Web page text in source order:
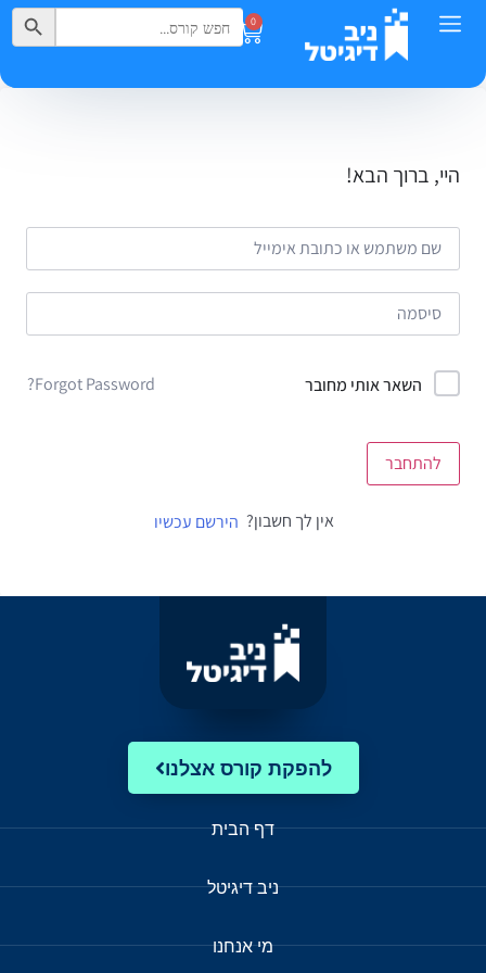
0
Search
for:
Search Button
היי, ברוך הבא!
השאר אותי מחובר Forgot Password?
להתחבר
אין לך חשבון? הירשם עכשיו
להפקת קורס אצלנו
דף הבית
ניב דיגיטל
מי אנחנו